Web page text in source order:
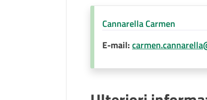
Cannarella Carmen
E-mail: